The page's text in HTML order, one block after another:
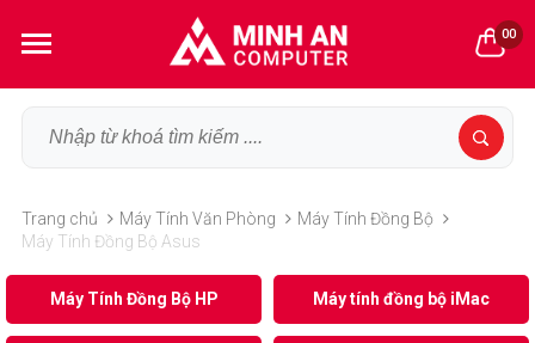
00
Trang chủ Máy Tính Văn Phòng
Máy Tính Đồng Bộ
Máy Tính Đồng Bộ Asus
Máy Tính Đồng Bộ HP Máy tính đồng bộ iMac